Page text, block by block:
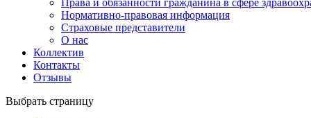
Права и обязанности гражданина в сфере
Нормативно-правовая информация
Страховые представители
О нас
Коллектив
Контакты
Отзывы
Выбрать страницу